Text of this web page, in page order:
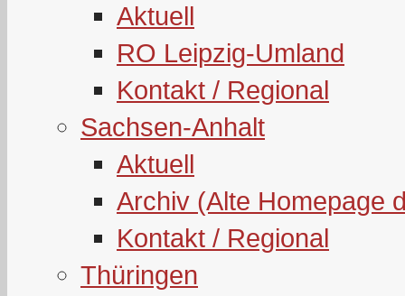
Aktuell
RO Leipzig-Umland
Kontakt / Regional
Sachsen-Anhalt
Aktuell
Archiv (Alte Homepage
Kontakt / Regional
Thüringen